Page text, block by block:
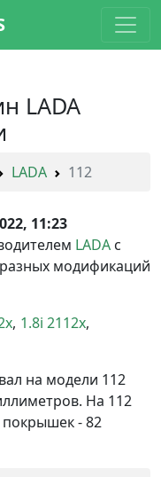
LADA
LADA 112
11:23
LADA с
модификаций
1.8i 2112x
на модели 112
На 112
- 82